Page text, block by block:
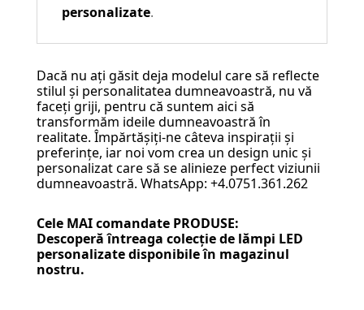
personalizate.
Dacă nu ați găsit deja modelul care să reflecte
stilul și personalitatea dumneavoastră, nu vă
faceți griji, pentru că suntem aici să
transformăm ideile dumneavoastră în
realitate. Împărtășiți-ne câteva inspirații și
preferințe, iar noi vom crea un design unic și
personalizat care să se alinieze perfect viziunii
dumneavoastră. WhatsApp: +4.0751.361.262
Cele MAI comandate PRODUSE:
Descoperă întreaga colecție de lămpi LED
personalizatedisponibile în magazinul
nostru.